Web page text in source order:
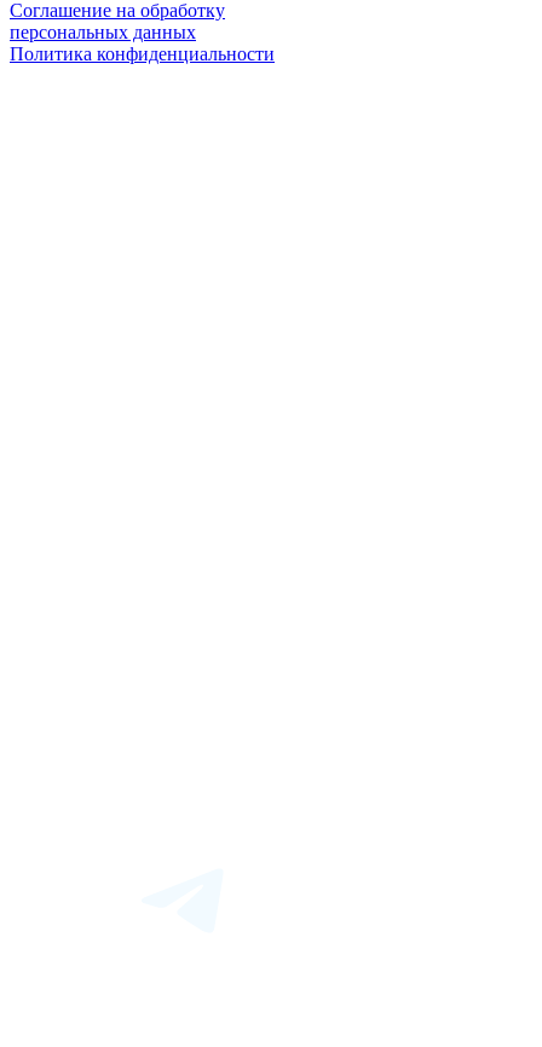
Соглашение на обработку
персональных данных
Политика конфиденциальности